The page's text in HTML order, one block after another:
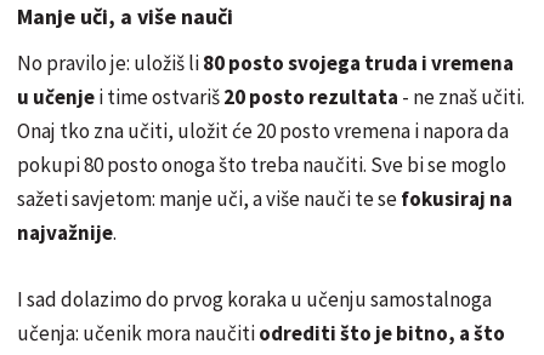
Manje uči, a više nauči
No pravilo je: uložiš li80 posto svojega truda i vremena
u učenjei time ostvariš20 posto rezultata - ne znaš učiti.
Onaj tko zna učiti, uložit će 20 posto vremena i napora da
pokupi 80 posto onoga što treba naučiti. Sve bi se moglo
sažeti savjetom: manje uči, a više nauči te sefokusiraj na
najvažnije.
I sad dolazimo do prvog koraka u učenju samostalnoga
učenja: učenik mora naučitiodrediti što je bitno, a što